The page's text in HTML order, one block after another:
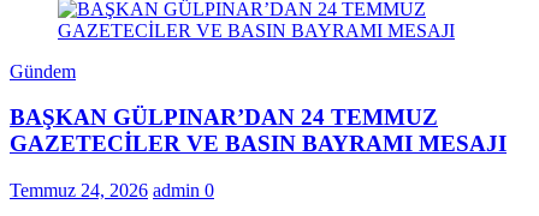
Gündem
BAŞKAN GÜLPINAR’DAN 24 TEMMUZ
GAZETECİLER VE BASIN BAYRAMI MESAJI
Temmuz 24, 2026 admin 0